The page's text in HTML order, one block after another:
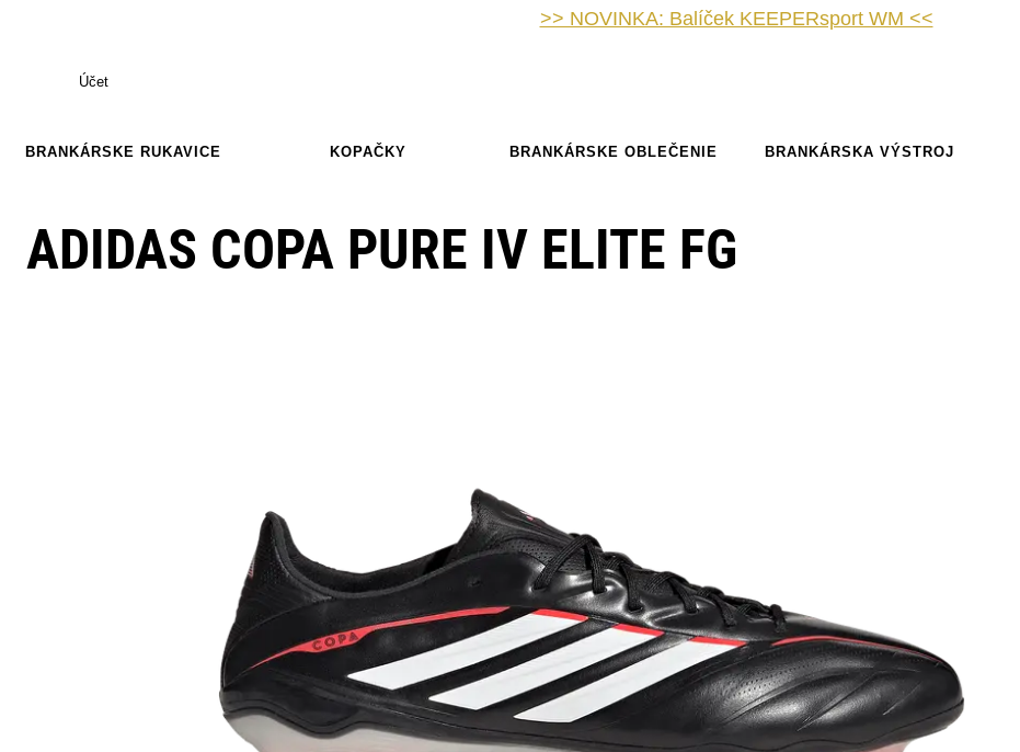
>> NOVINKA: Balíček KEEPERsport WM <<
Účet
BRANKÁRSKE RUKAVICE KOPAČKY BRANKÁRSKE OBLEČENIE BRANKÁRSKA VÝSTROJ
ADIDAS COPA PURE IV ELITE FG